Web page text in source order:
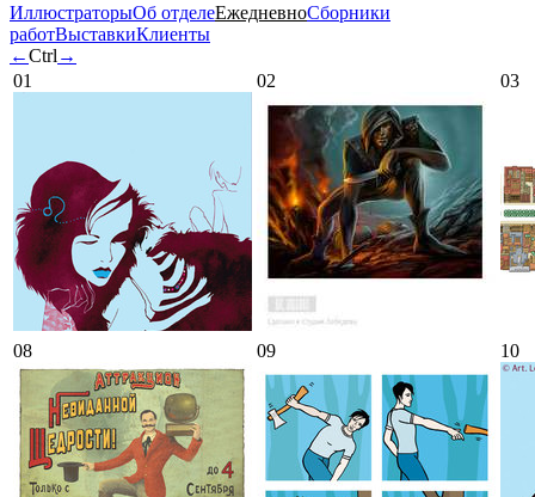
ИллюстраторыОб отделеЕжедневноСборники
работВыставкиКлиенты
←Ctrl →
01
02 03
08 09 10